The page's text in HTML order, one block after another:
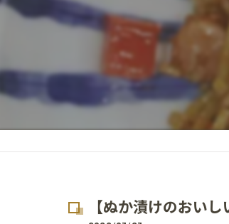
【ぬか漬けのおいし